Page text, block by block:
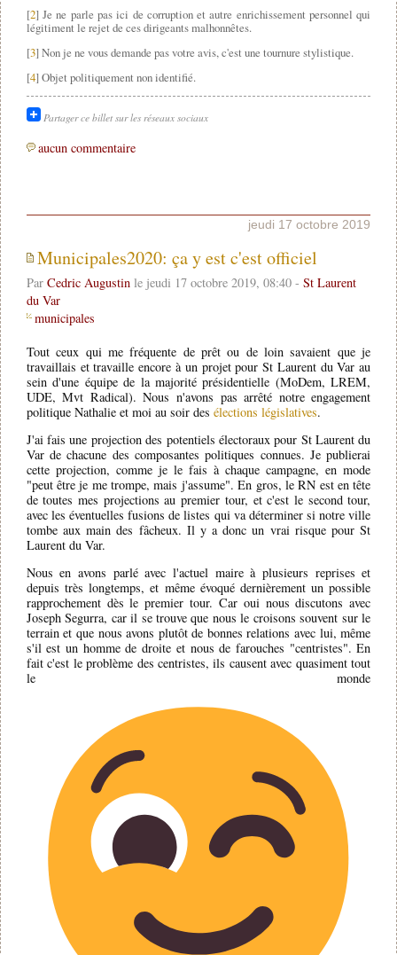
[2] Je ne parle pas ici de corruption et autre enrichissement personnel qui
légitiment le rejet de ces dirigeants malhonnêtes.
[3] Non je ne vous demande pas votre avis, c'est une tournure stylistique.
[4] Objet politiquement non identifié.
Partager ce billet sur les réseaux sociaux
aucun commentaire
jeudi 17 octobre 2019
Municipales2020: ça y est c'est officiel
Par Cedric Augustinle jeudi 17 octobre 2019, 08:40 - St Laurent
du Var
municipales
Tout ceux qui me fréquente de prêt ou de loin savaient que je
travaillais et travaille encore à un projet pour St Laurent du Var au
sein d'une équipe de la majorité présidentielle (MoDem, LREM,
UDE, Mvt Radical). Nous n'avons pas arrêté notre engagement
politique Nathalie et moi au soir des élections législatives.
J'ai fais une projection des potentiels électoraux pour St Laurent du
Var de chacune des composantes politiques connues. Je publierai
cette projection, comme je le fais à chaque campagne, en mode
"peut être je me trompe, mais j'assume". En gros, le RN est en tête
de toutes mes projections au premier tour, et c'est le second tour,
avec les éventuelles fusions de listes qui va déterminer si notre ville
tombe aux main des fâcheux. Il y a donc un vrai risque pour St
Laurent du Var.
Nous en avons parlé avec l'actuel maire à plusieurs reprises et
depuis très longtemps, et même évoqué dernièrement un possible
rapprochement dès le premier tour. Car oui nous discutons avec
Joseph Segurra, car il se trouve que nous le croisons souvent sur le
terrain et que nous avons plutôt de bonnes relations avec lui, même
s'il est un homme de droite et nous de farouches "centristes". En
fait c'est le problème des centristes, ils causent avec quasiment tout
le monde